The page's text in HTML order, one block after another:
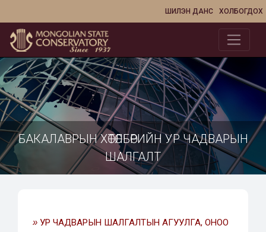
ХОЛБОГДОХ
ШИЛЭН ДАНС
БАКАЛАВРЫН ХӨТӨЛБӨРИЙН УР ЧАДВАРЫН
ШАЛГАЛТ
» УР ЧАДВАРЫН ШАЛГАЛТЫН АГУУЛГА, ОНОО